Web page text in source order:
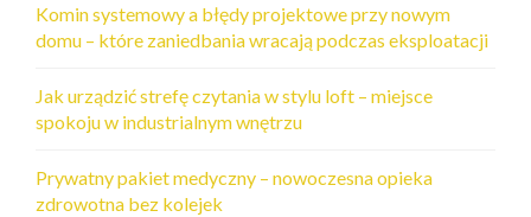
Komin systemowy a błędy projektowe przy nowym
domu – które zaniedbania wracają podczas eksploatacji
Jak urządzić strefę czytania w stylu loft – miejsce
spokoju w industrialnym wnętrzu
Prywatny pakiet medyczny – nowoczesna opieka
zdrowotna bez kolejek